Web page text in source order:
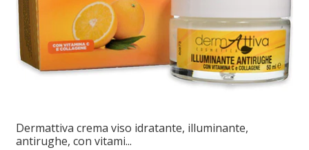
Dermattiva crema viso idratante, illuminante,
antirughe, con vitami...